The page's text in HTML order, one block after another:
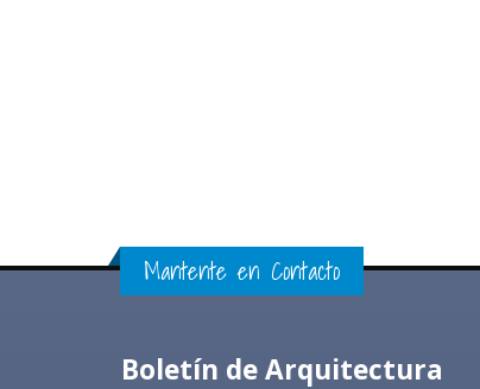
Mantente en Contacto
Boletín de Arquitectura